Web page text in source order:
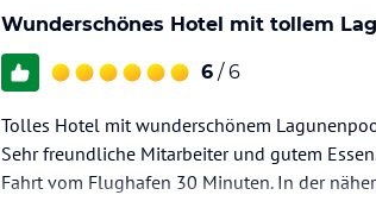
Wunderschönes Hotel mit tollem
6 / 6
Tolles Hotel mit wunderschönem
Sehr freundliche Mitarbeiter und gutem
Fahrt vom Flughafen 30 Minuten. In der